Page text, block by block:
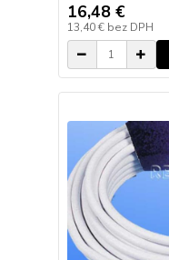
16,48 €
13,40 € bez DPH